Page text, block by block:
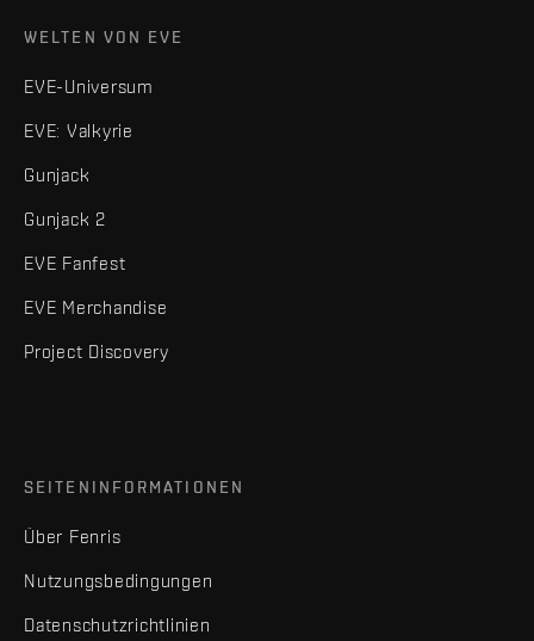
WELTEN VON EVE
EVE-Universum
EVE: Valkyrie
Gunjack
Gunjack 2
EVE Fanfest
EVE Merchandise
Project Discovery
SEITENINFORMATIONEN
Über Fenris
Nutzungsbedingungen
Datenschutzrichtlinien